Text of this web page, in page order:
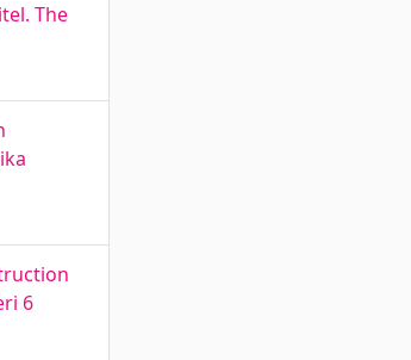
The
6